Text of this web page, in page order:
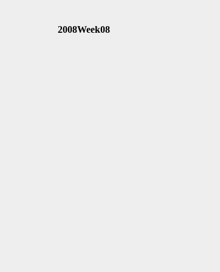
2008Week08